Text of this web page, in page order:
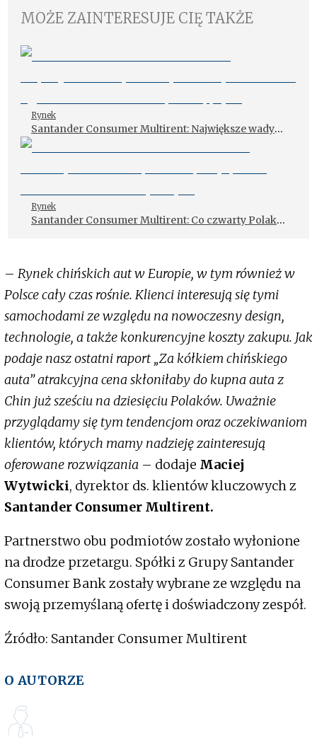
MOŻE ZAINTERESUJE CIĘ TAKŻE
Rynek
Santander Consumer Multirent: Największe wady
elektryka to wysoka cena i ograniczona liczba
Rynek
Santander Consumer Multirent: Co czwarty Polak
– Rynek chińskich aut w Europie, w tym również w
Polsce cały czas rośnie. Klienci interesują się tymi
samochodami ze względu na nowoczesny design,
technologie, a także konkurencyjne koszty zakupu. Jak
podaje nasz ostatni raport „Za kółkiem chińskiego
auta” atrakcyjna cena skłoniłaby do kupna auta z
Chin już sześciu na dziesięciu Polaków. Uważnie
przyglądamy się tym tendencjom oraz oczekiwaniom
klientów, których mamy nadzieję zainteresują
oferowane rozwiązania – dodaje Maciej
Wytwicki, dyrektor ds. klientów kluczowych z
Santander Consumer Multirent.
Partnerstwo obu podmiotów zostało wyłonione
na drodze przetargu. Spółki z Grupy Santander
Consumer Bank zostały wybrane ze względu na
swoją przemyślaną ofertę i doświadczony zespół.
Źródło: Santander Consumer Multirent
O AUTORZE